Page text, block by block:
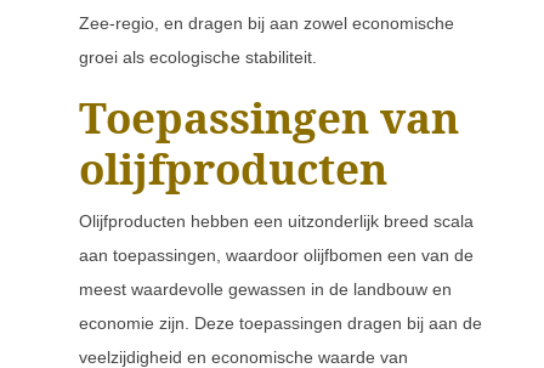
Zee-regio, en dragen bij aan zowel economische
groei als ecologische stabiliteit.
Toepassingen van
olijfproducten
Olijfproducten hebben een uitzonderlijk breed scala
aan toepassingen, waardoor olijfbomen een van de
meest waardevolle gewassen in de landbouw en
economie zijn. Deze toepassingen dragen bij aan de
veelzijdigheid en economische waarde van